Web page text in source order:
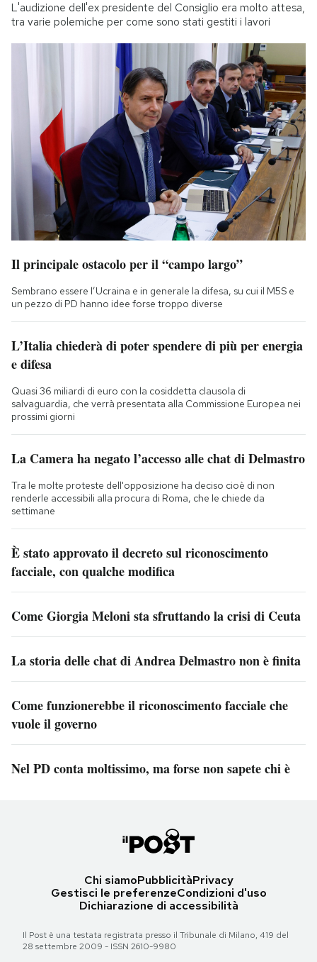
L'audizione dell'ex presidente del Consiglio era molto attesa,
tra varie polemiche per come sono stati gestiti i lavori
Il principale ostacolo per il “campo largo”
Sembrano essere l’Ucraina e in generale la difesa, su cui il M5S e
un pezzo di PD hanno idee forse troppo diverse
L’Italia chiederà di poter spendere di più per energia
e difesa
Quasi 36 miliardi di euro con la cosiddetta clausola di
salvaguardia, che verrà presentata alla Commissione Europea nei
prossimi giorni
La Camera ha negato l’accesso alle chat di Delmastro
Tra le molte proteste dell'opposizione ha deciso cioè di non
renderle accessibili alla procura di Roma, che le chiede da
settimane
È stato approvato il decreto sul riconoscimento
facciale, con qualche modifica
Come Giorgia Meloni sta sfruttando la crisi di Ceuta
La storia delle chat di Andrea Delmastro non è finita
Come funzionerebbe il riconoscimento facciale che
vuole il governo
Nel PD conta moltissimo, ma forse non sapete chi è
Chi siamoPubblicitàPrivacy
Gestisci le preferenzeCondizioni d'uso
Dichiarazione di accessibilità
Il Post è una testata registrata presso il Tribunale di Milano, 419 del
28 settembre 2009 - ISSN 2610-9980